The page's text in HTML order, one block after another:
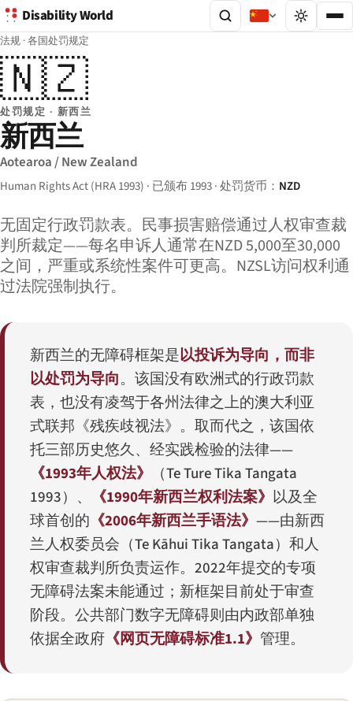
Disability World
法规 ·各国处罚规定
🇳🇿
处罚规定 · 新西兰
新西兰
Aotearoa / New Zealand
Human Rights Act (HRA 1993) · 已颁布 1993 · 处罚货币： NZD
无固定行政罚款表。民事损害赔偿通过人权审查裁
判所裁定——每名申诉人通常在NZD 5,000至30,000
之间，严重或系统性案件可更高。NZSL访问权利通
过法院强制执行。
新西兰的无障碍框架是以投诉为导向，而非
以处罚为导向。该国没有欧洲式的行政罚款
表，也没有凌驾于各州法律之上的澳大利亚
式联邦《残疾歧视法》。取而代之，该国依
托三部历史悠久、经实践检验的法律——
《1993年人权法》
（Te Ture Tika Tangata
1993）、 《1990年新西兰权利法案》 以及全
球首创的 《2006年新西兰手语法》 ——由新西
兰人权委员会（Te Kāhui Tika Tangata）和人
权审查裁判所负责运作。2022年提交的专项
无障碍法案未能通过；新框架目前处于审查
阶段。公共部门数字无障碍则由内政部单独
依据全政府 《网页无障碍标准1.1》 管理。